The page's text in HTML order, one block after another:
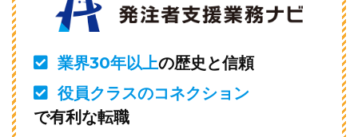
業界30年以上の歴史と信頼
役員クラスのコネクション
で有利な転職